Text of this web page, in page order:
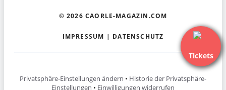
Tickets
© 2026 CAORLE-MAGAZIN.COM
IMPRESSUM | DATENSCHUTZ
Privatsphäre-Einstellungen ändern • Historie der Privatsphäre-
Einstellungen • Einwilligungen widerrufen